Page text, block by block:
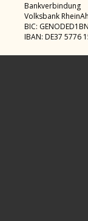
Bankverbindung
Volksbank
BIC:
IBAN: DE37 5776